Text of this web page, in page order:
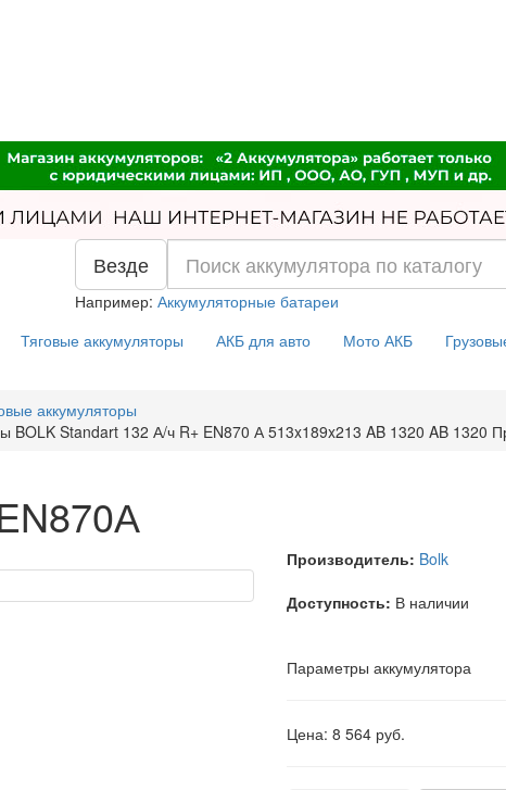
Везде
Например: Аккумуляторные батареи
Тяговые аккумуляторы АКБ для авто Мото АКБ
аккумуляторы
BOLK Standart 132 А/ч R+ EN870 А 513x189x213 AB 1320 AB 1320
Производитель: Bolk
Доступность: В наличии
Параметры аккумулятора
Цена: 8 564 руб.